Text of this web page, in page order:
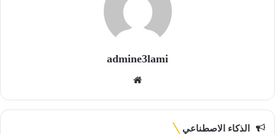
admine3lami
الذكاء الاصطناعي